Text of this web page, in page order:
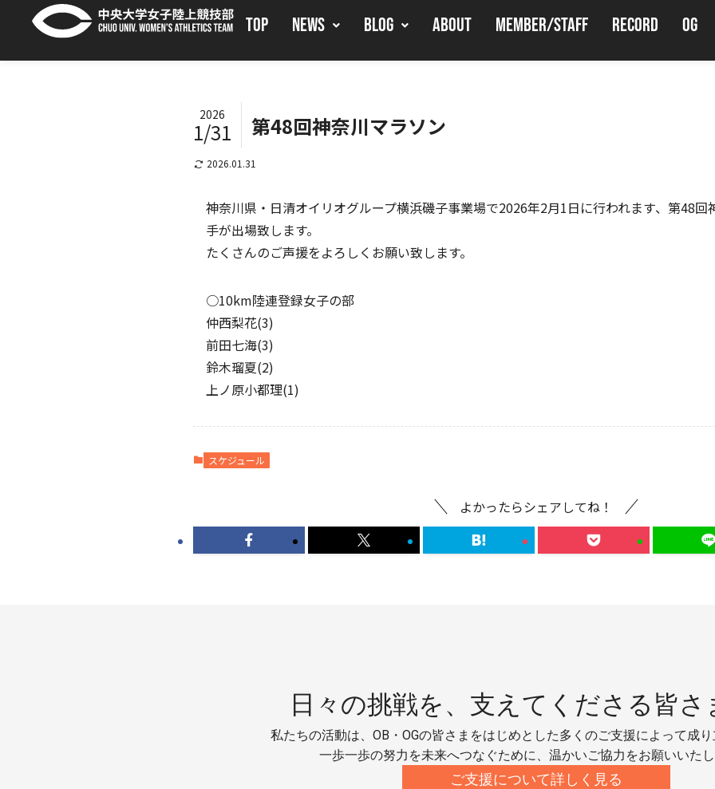
TOP NEWS BLOG ABOUT MEMBER/STAFF RECORD OG
第48回神奈川マラソン
2026
1/31
2026.01.31
神奈川県・日清オイリオグループ横浜磯子事業場で2026年2月1日に行われます、第48
手が出場致します。
たくさんのご声援をよろしくお願い致します。
○10km陸連登録女子の部
仲西梨花(3)
前田七海(3)
鈴木瑠夏(2)
上ノ原小都理(1)
スケジュール
よかったらシェアしてね！
日々の挑戦を、 支えてくださる皆さ
私たちの活動は、OB・OGの皆さまをはじめとした多くのご支援によって成
一歩一歩の努力を未来へつなぐために、温かいご協力をお願いいた
ご支援について詳しく見る